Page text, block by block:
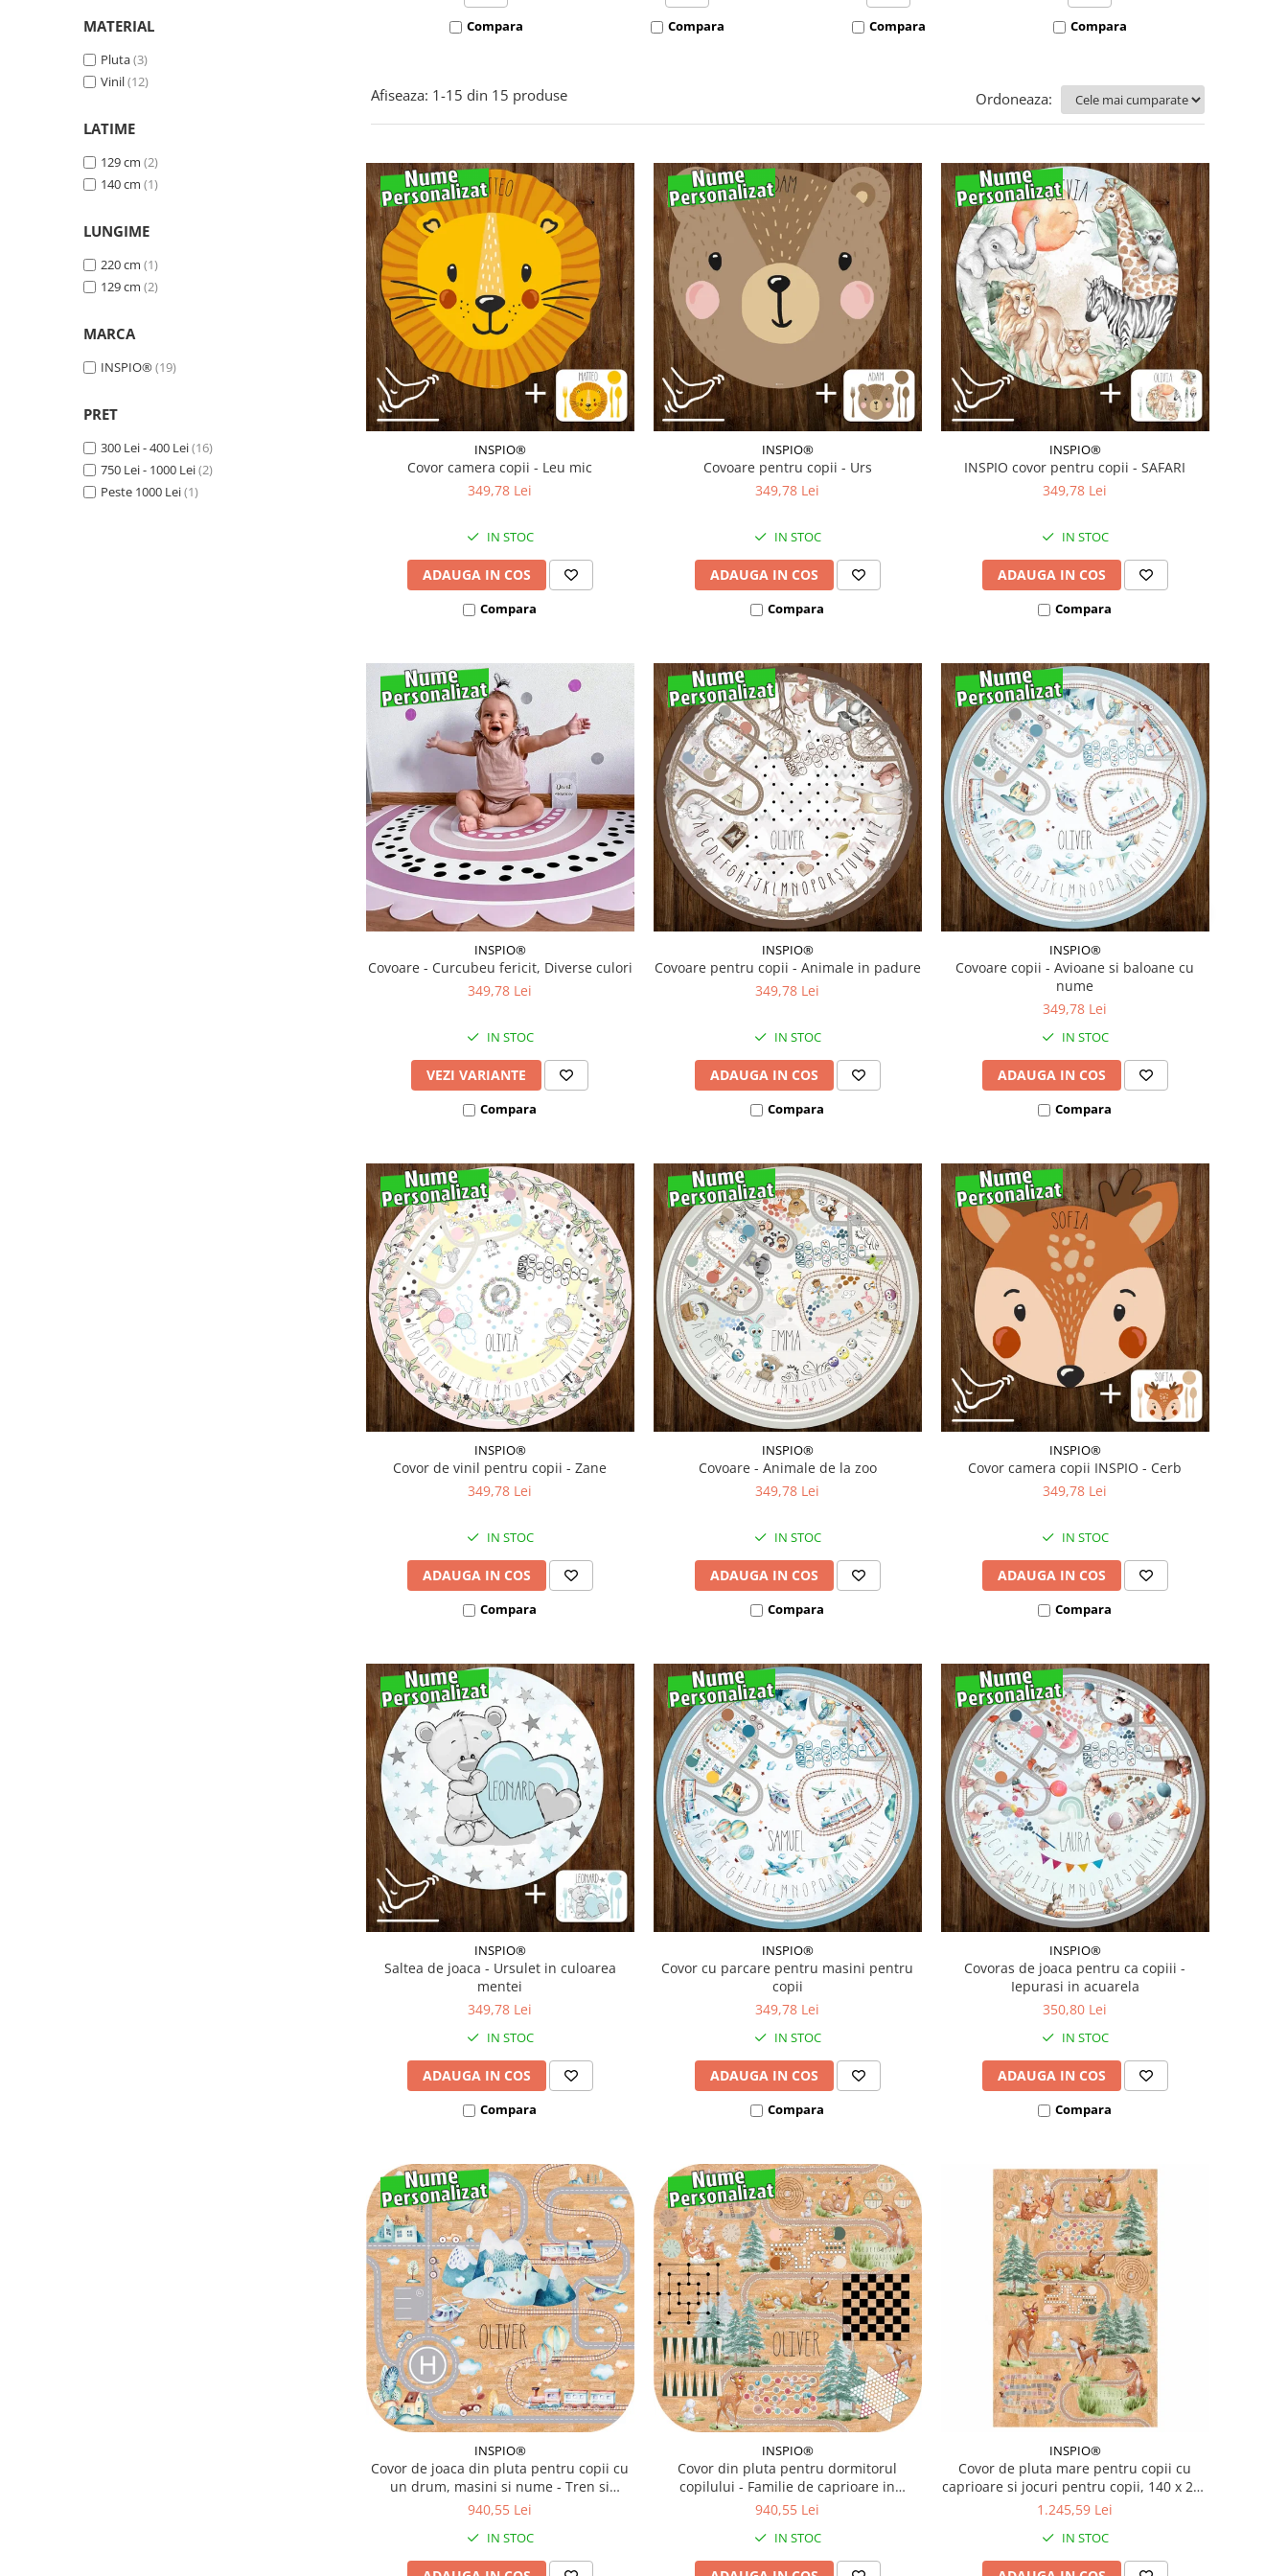
Somnul bebelusului
Tarcuri copii / bebelusi
Igiena si ingrijire bebelusi
Perne si saltele bebelusi
Baia bebelusului
Maternitate
Jucarii copii si jocuri educative
Jucarii dentitie
Jucarii bebelusi
Covorase ortopedice senzoriale
Cuburi magnetice JollyHeap®
Rechizite scolare
MATERIAL
Pluta(3)
Vinil(12)
LATIME
129 cm (2)
140 cm (1)
LUNGIME
220 cm (1)
129 cm (2)
MARCA
INSPIO®(19)
PRET
300 Lei - 400 Lei(16)
750 Lei - 1000 Lei(2)
Peste 1000 Lei(1)
Compara Compara Compara Compara
Afiseaza: 1-15 din 15 produse Ordoneaza:
INSPIO®
Covor camera copii - Leu mic
349,78 Lei
IN STOC
ADAUGA IN COS
Compara
INSPIO®
Covoare pentru copii - Urs
349,78 Lei
IN STOC
ADAUGA IN COS
Compara
INSPIO®
INSPIO covor pentru copii - SAFARI
349,78 Lei
IN STOC
ADAUGA IN COS
Compara
INSPIO®
Covoare - Curcubeu fericit, Diverse culori
349,78 Lei
IN STOC
VEZI VARIANTE
Compara
INSPIO®
Covoare pentru copii - Animale in padure
349,78 Lei
IN STOC
ADAUGA IN COS
Compara
INSPIO®
Covoare copii - Avioane si baloane cu
nume
349,78 Lei
IN STOC
ADAUGA IN COS
Compara
INSPIO®
Covor de vinil pentru copii - Zane
349,78 Lei
IN STOC
ADAUGA IN COS
Compara
INSPIO®
Covoare - Animale de la zoo
349,78 Lei
IN STOC
ADAUGA IN COS
Compara
INSPIO®
Covor camera copii INSPIO - Cerb
349,78 Lei
IN STOC
ADAUGA IN COS
Compara
INSPIO®
Saltea de joaca - Ursulet in culoarea
mentei
349,78 Lei
IN STOC
ADAUGA IN COS
Compara
INSPIO®
Covor cu parcare pentru masini pentru
copii
349,78 Lei
IN STOC
ADAUGA IN COS
Compara
INSPIO®
Covoras de joaca pentru ca copiii -
Iepurasi in acuarela
350,80 Lei
IN STOC
ADAUGA IN COS
Compara
INSPIO®
Covor de joaca din pluta pentru copii cu
un drum, masini si nume - Tren si
avioane, 129 x 129 cm
940,55 Lei
IN STOC
INSPIO®
Covor din pluta pentru dormitorul
copilului - Familie de caprioare in
padure, 129 x 129 cm
940,55 Lei
IN STOC
INSPIO®
Covor de pluta mare pentru copii cu
caprioare si jocuri pentru copii, 140 x 220
cm
1.245,59 Lei
IN STOC